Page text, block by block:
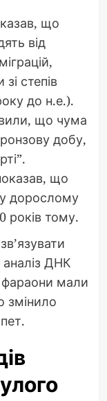
що
від
степів
до н.е.).
що чума
добу,
що
дорослому
років тому.
аналіз ДНК
фараони мали
змінило